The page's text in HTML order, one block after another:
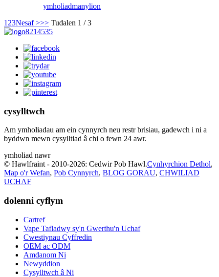
ymholiadmanylion
1 23Nesaf >>> Tudalen 1 / 3
cysylltwch
Am ymholiadau am ein cynnyrch neu restr brisiau, gadewch i ni a
byddwn mewn cysylltiad â chi o fewn 24 awr.
ymholiad nawr
© Hawlfraint - 2010-2026: Cedwir Pob Hawl.Cynhyrchion Dethol,
Map o'r Wefan, Pob Cynnyrch, BLOG GORAU, CHWILIAD
UCHAF
dolenni cyflym
Cartref
Vape Tafladwy sy'n Gwerthu'n Uchaf
Cwestiynau Cyffredin
OEM ac ODM
Amdanom Ni
Newyddion
Cysylltwch â Ni